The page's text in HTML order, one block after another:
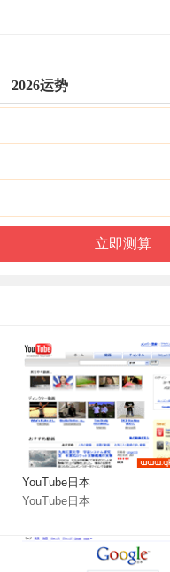
2026运势
YouTube日本
YouTube日本